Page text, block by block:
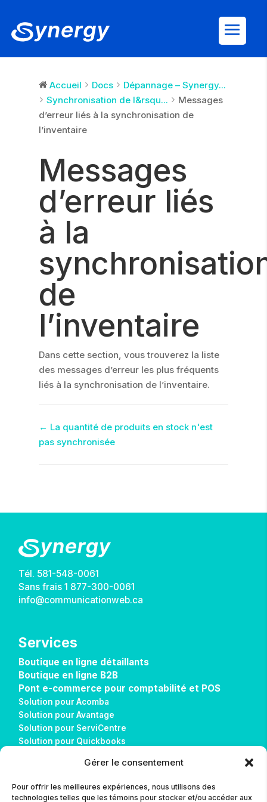
Gérer le consentement
Pour offrir les meilleures expériences, nous utilisons des
technologies telles que les témoins pour stocker et/ou accéder aux
Accueil Docs
Dépannage – Synergy...
Synchronisation de l&rsqu...
Messages
d’erreur liés à la synchronisation de
l’inventaire
Messages
d’erreur liés
à la
de
l’inventaire
Dans cette section, vous trouverez la liste
des messages d’erreur les plus fréquents
liés à la synchronisation de l’inventaire.
Navigation
de
← La quantité de produits en stock n'est
pas synchronisée
Tél. 581-548-0061
Sans frais1 877-300-0061
info@communicationweb.ca
Services
Boutique en ligne détaillants
Boutique en ligne B2B
Pont e-commerce pour comptabilité et POS
Solution pour Acomba
Solution pour Avantage
Solution pour ServiCentre
Solution pour Quickbooks
Solution pour Alice POS
Réalisations
Télécharger AnyDesk